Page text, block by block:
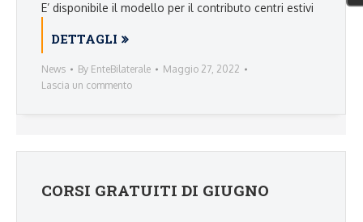
E’ disponibile il modello per il contributo centri estivi
DETTAGLI
News By EnteBilaterale
Maggio 27, 2022
Lascia un commento
CORSI GRATUITI DI GIUGNO